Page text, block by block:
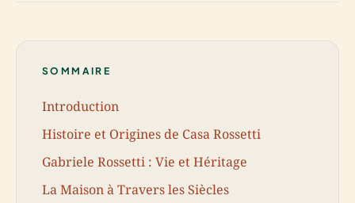
SOMMAIRE
Introduction
Histoire et Origines de Casa Rossetti
Gabriele Rossetti : Vie et Héritage
La Maison à Travers les Siècles